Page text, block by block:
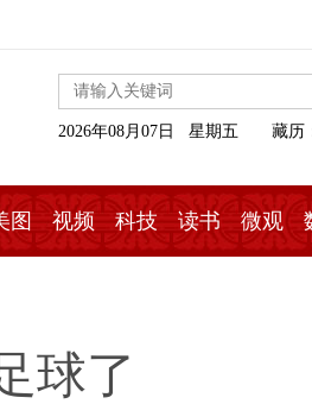
2026年08月07日 星期五 藏历
图 视频 科技 读书 微观
球了